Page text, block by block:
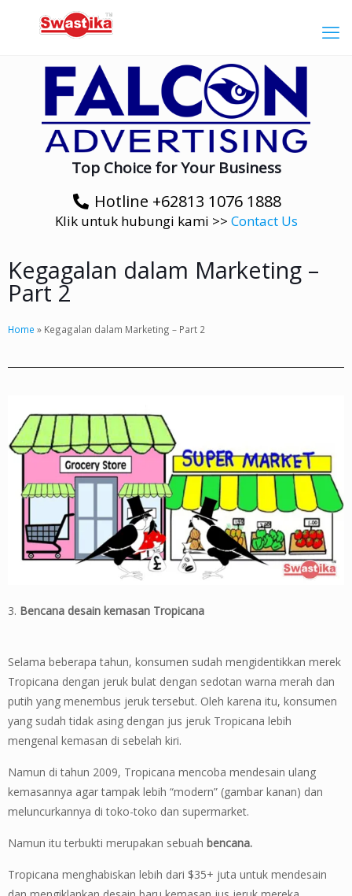
Top Choice for Your Business
Hotline +62813 1076 1888
Klik untuk hubungi kami >> Contact Us
Kegagalan dalam Marketing –
Part 2
Home » Kegagalan dalam Marketing – Part 2
3. Bencana desain kemasan Tropicana
Selama beberapa tahun, konsumen sudah mengidentikkan merek
Tropicana dengan jeruk bulat dengan sedotan warna merah dan
putih yang menembus jeruk tersebut. Oleh karena itu, konsumen
yang sudah tidak asing dengan jus jeruk Tropicana lebih
mengenal kemasan di sebelah kiri.
Namun di tahun 2009, Tropicana mencoba mendesain ulang
kemasannya agar tampak lebih “modern” (gambar kanan) dan
meluncurkannya di toko-toko dan supermarket.
Namun itu terbukti merupakan sebuah bencana.
Tropicana menghabiskan lebih dari $35+ juta untuk mendesain